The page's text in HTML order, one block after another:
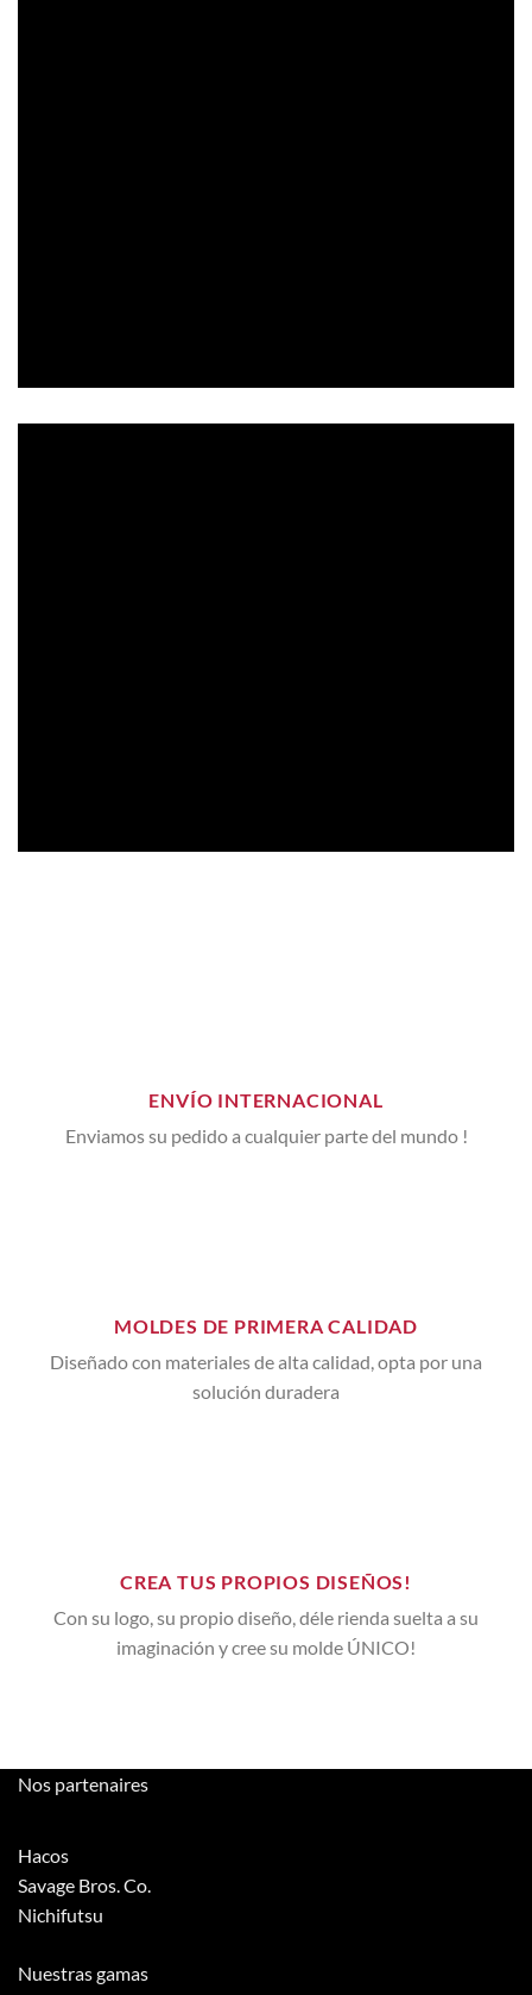
ENVÍO INTERNACIONAL
Enviamos su pedido a cualquier parte del mundo !
MOLDES DE PRIMERA CALIDAD
Diseñado con materiales de alta calidad, opta por una
solución duradera
CREA TUS PROPIOS DISEÑOS!
Con su logo, su propio diseño, déle rienda suelta a su
imaginación y cree su molde ÚNICO!
Nos partenaires
Hacos
Savage Bros. Co.
Nichifutsu
Nuestras gamas